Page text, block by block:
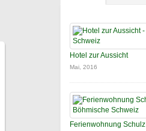
Hotel zur Aussicht
Mai, 2016
Ferienwohnung Schulz